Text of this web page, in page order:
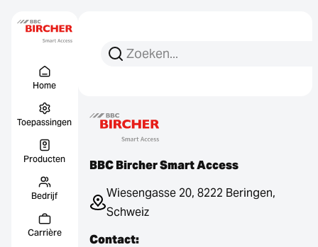
Home
Toepassingen
Producten
Bedrijf
Carrière
Zoeken:
Zoek op
BBC Bircher Smart Access
Wiesengasse 20, 8222 Beringen,
Schweiz
Contact: